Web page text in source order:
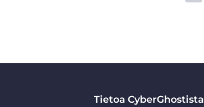
Tietoa CyberGhostista